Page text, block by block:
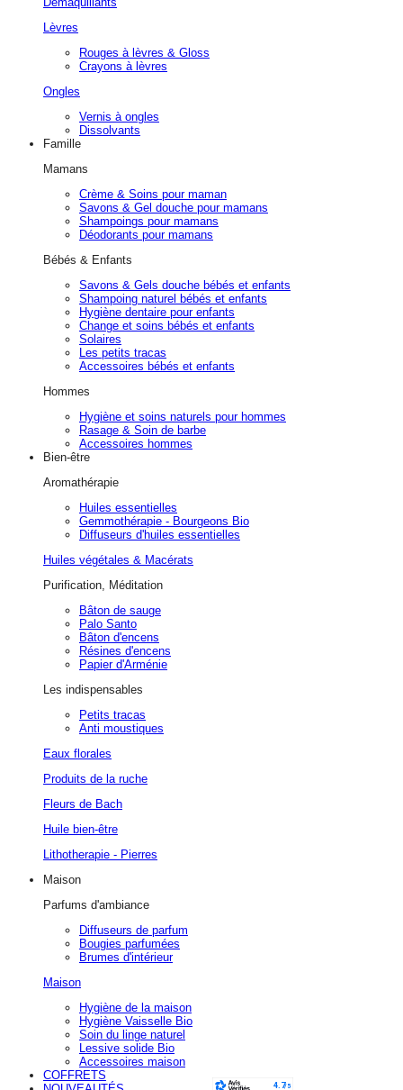
Lèvres
Rouges à lèvres & Gloss
Crayons à lèvres
Ongles
Vernis à ongles
Dissolvants
Famille
Mamans
Crème & Soins pour maman
Savons & Gel douche pour mamans
Shampoings pour mamans
Déodorants pour mamans
Bébés & Enfants
Savons & Gels douche bébés et enfants
Shampoing naturel bébés et enfants
Hygiène dentaire pour enfants
Change et soins bébés et enfants
Solaires
Les petits tracas
Accessoires bébés et enfants
Hommes
Hygiène et soins naturels pour hommes
Rasage & Soin de barbe
Accessoires hommes
Bien-être
Aromathérapie
Huiles essentielles
Gemmothérapie - Bourgeons Bio
Diffuseurs d'huiles essentielles
Huiles végétales & Macérats
Purification, Méditation
Bâton de sauge
Palo Santo
Bâton d'encens
Résines d'encens
Papier d'Arménie
Les indispensables
Petits tracas
Anti moustiques
Eaux florales
Produits de la ruche
Fleurs de Bach
Huile bien-être
Lithotherapie - Pierres
Maison
Parfums d'ambiance
Diffuseurs de parfum
Bougies parfumées
Brumes d'intérieur
Maison
Hygiène de la maison
Hygiène Vaisselle Bio
Soin du linge naturel
Lessive solide Bio
Accessoires maison
COFFRETS